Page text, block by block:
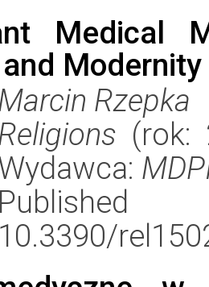
Medical
Rzepka
(rok:
Published
10.3390/